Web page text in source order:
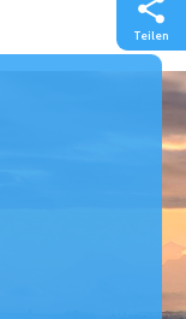
Teilen